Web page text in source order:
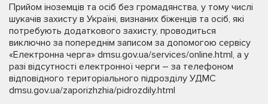
Прийом іноземців та осіб без громадянства, у тому числі
шукачів захисту в Україні, визнаних біженців та осіб, які
потребують додаткового захисту, проводиться
виключно за попереднім записом за допомогою сервісу
«Електронна черга» dmsu.gov.ua/services/online.html, а у
разі відсутності електронної черги – за телефоном
відповідного територіального підрозділу УДМС
dmsu.gov.ua/zaporizhzhia/pidrozdily.html